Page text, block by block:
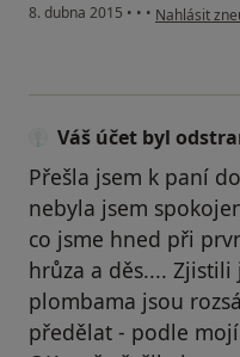
8. dubna 2015 • • • podle
Nahlásit
Váš účet byl
Přešla jsem k paní
nebyla jsem
co jsme hned při
hrůza a děs.... Zjistili
plombama jsou
předělat - podle